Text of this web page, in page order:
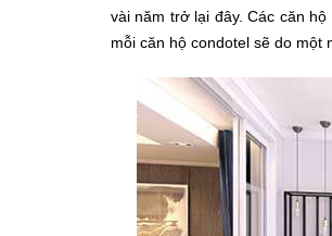
vài năm trở lại đây. Các căn
mỗi căn hộ condotel sẽ do một